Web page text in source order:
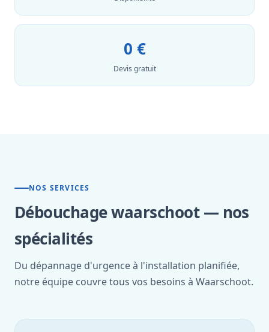
0 €
Devis gratuit
NOS SERVICES
Débouchage waarschoot — nos
spécialités
Du dépannage d'urgence à l'installation planifiée,
notre équipe couvre tous vos besoins à Waarschoot.